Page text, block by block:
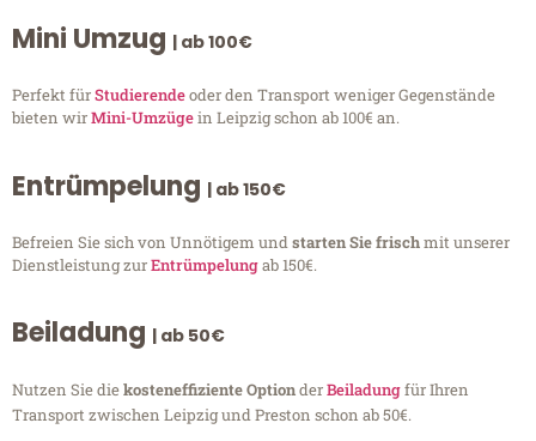
Mini Umzug | ab 100€
Perfekt fürStudierendeoder den Transport weniger Gegenstände
bieten wirMini-Umzügein Leipzig schon ab 100€ an.
Entrümpelung | ab 150€
Befreien Sie sich von Unnötigem undstarten Sie frischmit unserer
Dienstleistung zurEntrümpelungab 150€.
Beiladung | ab 50€
Nutzen Sie diekosteneffiziente OptionderBeiladungfür Ihren
Transport zwischen Leipzig und Preston schon ab 50€.